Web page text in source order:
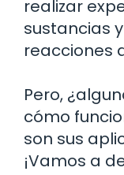
realizar
sustancias
reacciones
Pero,
cómo
son sus
¡Vamos a